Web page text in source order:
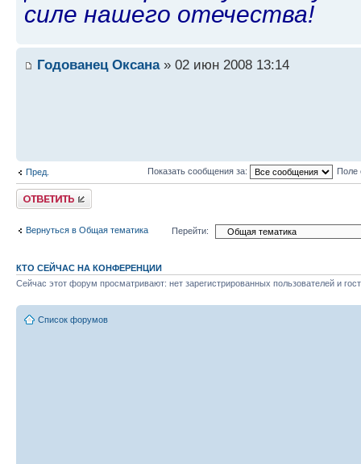
силе нашего отечества!
Годованец Оксана» 02 июн 2008 13:14
Пред. Показать сообщения за: Поле
Ответить
Вернуться в Общая тематика Перейти:
КТО СЕЙЧАС НА КОНФЕРЕНЦИИ
Сейчас этот форум просматривают: нет зарегистрированных пользователей и
Список форумов